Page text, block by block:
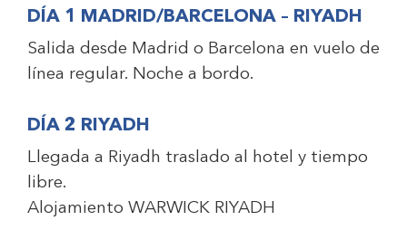
DÍA 1 MADRID/BARCELONA – RIYADH
Salida desde Madrid o Barcelona en vuelo de
línea regular. Noche a bordo.
DÍA 2 RIYADH
Llegada a Riyadh traslado al hotel y tiempo
libre.
Alojamiento WARWICK RIYADH